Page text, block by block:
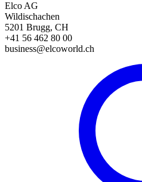
Elco AG
Wildischachen
5201 Brugg, CH
+41 56 462 80 00
business@elcoworld.ch